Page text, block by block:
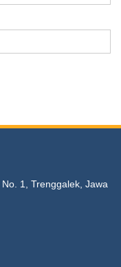
1, Trenggalek, Jawa